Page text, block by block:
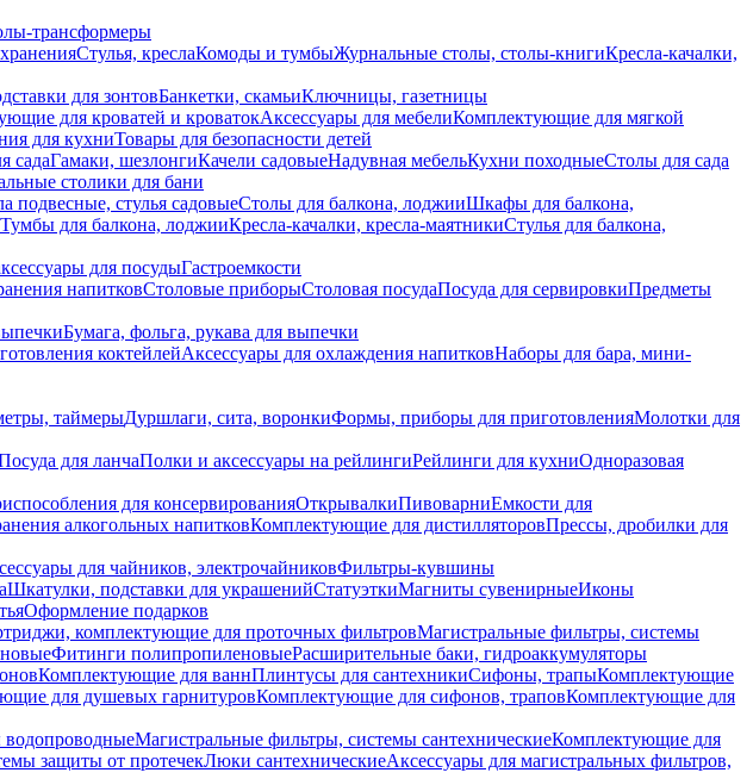
трансформеры
Стулья, креслаКомоды и тумбыЖурнальные столы, столы-книгиКресла-качалки,
для зонтовБанкетки, скамьиКлючницы, газетницы
для кроватей и кроватокАксессуары для мебелиКомплектующие для мягкой
для кухниТовары для безопасности детей
садаГамаки, шезлонгиКачели садовыеНадувная мебельКухни походныеСтолы для сада
столики для бани
подвесные, стулья садовыеСтолы для балкона, лоджииШкафы для балкона,
Тумбы для балкона, лоджииКресла-качалки, кресла-маятникиСтулья для балкона,
для посудыГастроемкости
напитковСтоловые приборыСтоловая посудаПосуда для сервировкиПредметы
Бумага, фольга, рукава для выпечки
коктейлейАксессуары для охлаждения напитковНаборы для бара, мини-
таймерыДуршлаги, сита, воронкиФормы, приборы для приготовленияМолотки для
для ланчаПолки и аксессуары на рейлингиРейлинги для кухниОдноразовая
для консервированияОткрывалкиПивоварниЕмкости для
алкогольных напитковКомплектующие для дистилляторовПрессы, дробилки для
для чайников, электрочайниковФильтры-кувшины
Шкатулки, подставки для украшенийСтатуэткиМагниты сувенирныеИконы
Оформление подарков
комплектующие для проточных фильтровМагистральные фильтры, системы
Фитинги полипропиленовыеРасширительные баки, гидроаккумуляторы
Комплектующие для ваннПлинтусы для сантехникиСифоны, трапыКомплектующие
для душевых гарнитуровКомплектующие для сифонов, траповКомплектующие для
Магистральные фильтры, системы сантехническиеКомплектующие для
защиты от протечекЛюки сантехническиеАксессуары для магистральных фильтров,